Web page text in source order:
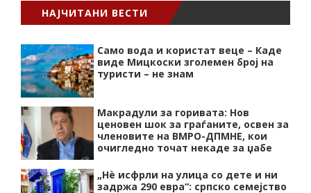
НАЈЧИТАНИ ВЕСТИ
Само вода и користат веце – Каде
виде Мицкоски зголемен број на
туристи – не знам
Макрадули за горивата: Нов
ценовен шок за граѓаните, освен за
членовите на ВМРО-ДПМНЕ, кои
очигледно точат некаде за џабе
„Нѐ исфрли на улица со дете и ни
задржа 290 евра“: српско семејство